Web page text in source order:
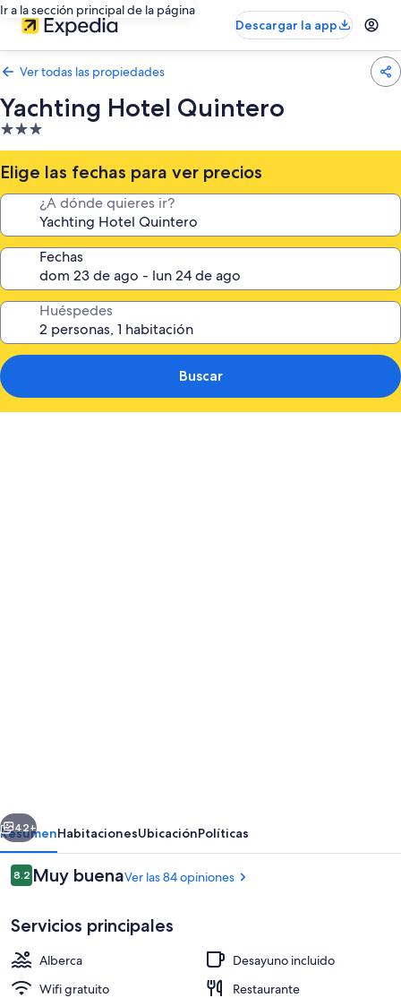
Ir a la sección principal de la página
Descargar la app
Ver todas las propiedades
Yachting Hotel Quintero
Propiedad
de
3.0
estrellas
Elige las fechas para ver precios
¿A dónde quieres ir?
Fechas
Huéspedes
Buscar
Siguiente
42+
ResumenHabitacionesUbicaciónPolíticas
Opiniones
8.28.2 de 10,
Muy buenaVer las 84 opiniones
Servicios principales
Alberca
Desayuno incluido
Wifi gratuito
Restaurante